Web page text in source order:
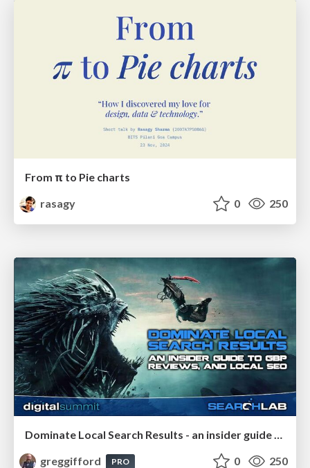
From π to Pie charts
rasagy
0 250
Dominate Local Search Results - an insider guide to GBP, reviews, and Local SEO
greggifford
PRO 0 250